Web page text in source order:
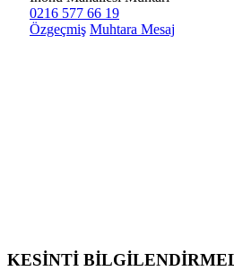
0216 577 66 19
Özgeçmiş Muhtara Mesaj
KESİNTİ